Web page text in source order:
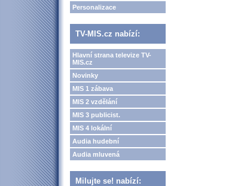
Personalizace
TV-MIS.cz nabízí:
Hlavní strana televize TV-
MIS.cz
Novinky
MIS 1 zábava
MIS 2 vzdělání
MIS 3 publicist.
MIS 4 lokální
Audia hudební
Audia mluvená
Milujte se! nabízí: